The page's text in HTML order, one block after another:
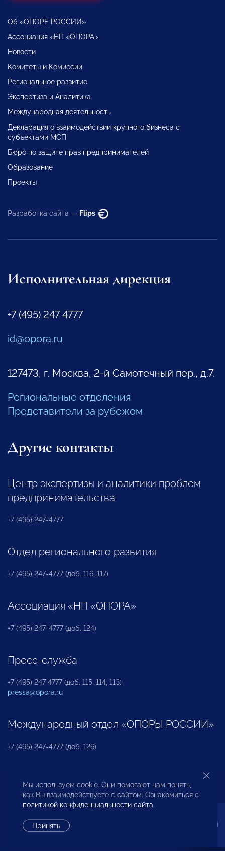
Об «ОПОРЕ РОССИИ»
Ассоциация «НП «ОПОРА»
Новости
Комитеты и Комиссии
Региональное развитие
Экспертиза и Аналитика
Международная деятельность
Декларация о взаимодействии крупного бизнеса с
субъектами МСП
Бюро по защите прав предпринимателей
Образование
Проекты
Разработка сайта — Flips
Исполнительная дирекция
+7 (495) 247 4777
id@opora.ru
127473, г. Москва, 2-й Самотечный пер., д.7.
Региональные отделения
Представители за рубежом
Другие контакты
Центр экспертизы и аналитики проблем
предпринимательства
+7 (495) 247-4777
Отдел регионального развития
+7 (495) 247-4777 (доб. 116, 117)
Ассоциация «НП «ОПОРА»
+7 (495) 247-4777 (доб. 124)
Пресс-служба
+7 (495) 247 4777 (доб. 115, 114, 113)
pressa@opora.ru
Международный отдел «ОПОРЫ РОССИИ»
+7 (495) 247-4777 (доб. 126)
Бюро по защите прав предпринимателей и
инвесторов
Мы используем cookie. Они помогают нам понять,
как Вы взаимодействуете с сайтом. Ознакомиться с
политикой конфиденциальности сайта.
Принять